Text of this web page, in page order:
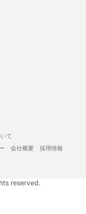
て
会社概要
採用情報
reserved.